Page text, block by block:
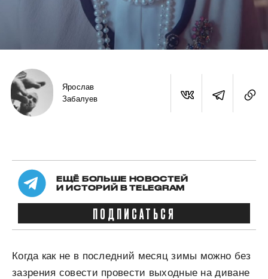
Ярослав
Забалуев
ЕЩЁ БОЛЬШЕ НОВОСТЕЙ
И ИСТОРИЙ В TELEGRAM
ПОДПИСАТЬСЯ
Когда как не в последний месяц зимы можно без
зазрения совести провести выходные на диване